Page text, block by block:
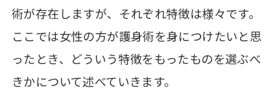
術が存在しますが、それぞれ特徴は様々です。
ここでは女性の方が護身術を身につけたいと思
ったとき、どういう特徴をもったものを選ぶべ
きかについて述べていきます。